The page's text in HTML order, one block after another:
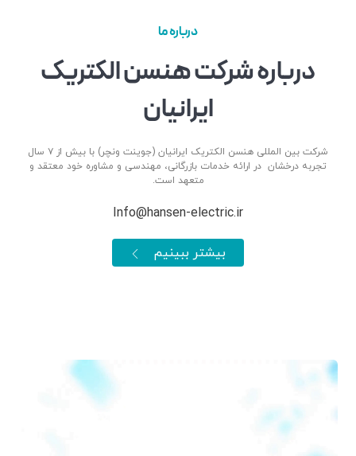
درباره ما
درباره شرکت هنسن الکتریک
ایرانیان
شرکت بین المللی هنسن الکتریک ایرانیان (جوینت ونچر) با بیش از ۷ سال
تجربه درخشان در ارائه خدمات بازرگانی، مهندسی و مشاوره خود معتقد و
متعهد است.
Info@hansen-electric.ir
بیشتر ببینیم